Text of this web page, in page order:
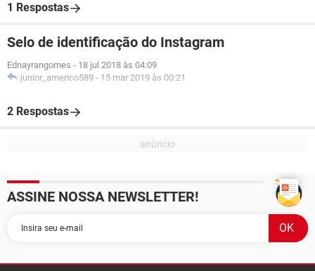
1 Respostas
Selo de identificação do Instagram
Ednayrangomes - 18 jul 2018 às 04:09
junior_americo589 - 15 mar 2019 às 00:21
2 Respostas
ASSINE NOSSA NEWSLETTER!